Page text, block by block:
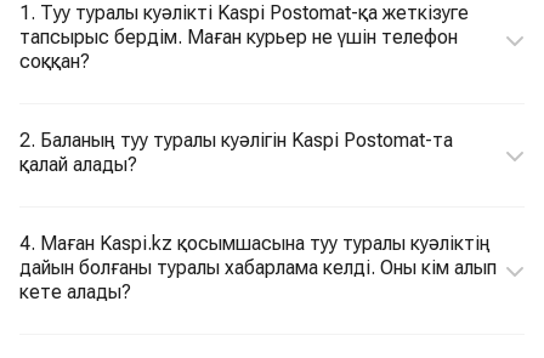
1. Туу туралы куәлікті Kaspi Postomat-қа жеткізуге
тапсырыс бердім. Маған курьер не үшін телефон
соққан?
2. Баланың туу туралы куәлігін Kaspi Postomat-та
қалай алады?
4. Маған Kaspi.kz қосымшасына туу туралы куәліктің
дайын болғаны туралы хабарлама келді. Оны кім алып
кете алады?